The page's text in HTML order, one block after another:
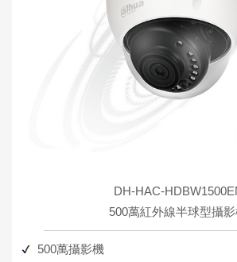
DH-HAC-
500萬紅外線半球型攝
500萬攝影機